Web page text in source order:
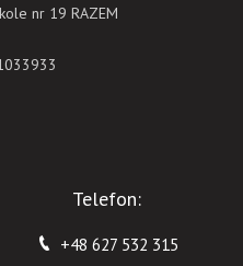
nr 19 RAZEM
Telefon:
+48 627 532 315